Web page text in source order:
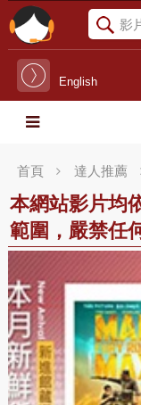
English
首頁 達人推薦
本網站影片均
範圍，嚴禁任